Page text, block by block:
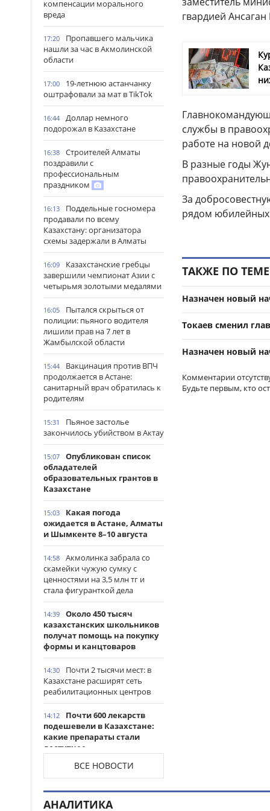
компенсации морального
вреда
17:20
Пропавшего мальчика
нашли за час в Акмолинской
области
17:00
19-летнюю астанчанку
оштрафовали за мат в TikTok
16:44
Доллар немного
подорожал в Казахстане
16:38
Строителей Алматы
поздравили с
профессиональным
праздником
16:13
Поддельные госномера
продавали по всему
Казахстану: организатора
схемы задержали в Алматы
16:09
Казахстанские гребцы
завершили чемпионат Азии с
четырьмя золотыми медалями
16:05
Пытался скрыться от
полиции: пьяного водителя
лишили прав на 7 лет в
Жамбылской области
15:44
Вакцинация против ВПЧ
продолжается в Астане:
санитарный врач обратилась к
родителям
15:31
Пьяное застолье
закончилось убийством в Актау
15:07
Опубликован список
обладателей
образовательных грантов в
Казахстане
15:03
Какая погода
ожидается в Астане, Алматы
и Шымкенте 8–10 августа
14:58
Акмолинка забрала со
скамейки чужую сумку с
ценностями на 3,5 млн тг и
стала фигуранткой дела
14:39
Около 450 тысяч
казахстанских школьников
получат помощь на покупку
формы и канцтоваров
14:30
Почти 2 тысячи мест: в
Казахстане расширят сеть
реабилитационных центров
14:12
Почти 600 лекарств
подешевели в Казахстане:
какие препараты стали
доступнее
Казахстанские
таеквондисты завоевали
четыре медали на турнире в
Индонезии
ВСЕ НОВОСТИ
гвардией Ансаган
службы в
работе на новой
В разные годы
За
рядом юбилейных
ТАКЖЕ ПО ТЕМЕ
Назначен новый
Токаев сменил
Назначен новый
Комментарии
Будьте первым, кто
АНАЛИТИКА